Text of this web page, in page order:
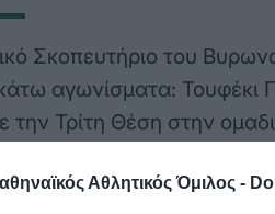
Αθλητικός Όμιλος -
Σκοπευτήριο του
αγωνίσματα: Τουφέκι
την Τρίτη Θέση στην